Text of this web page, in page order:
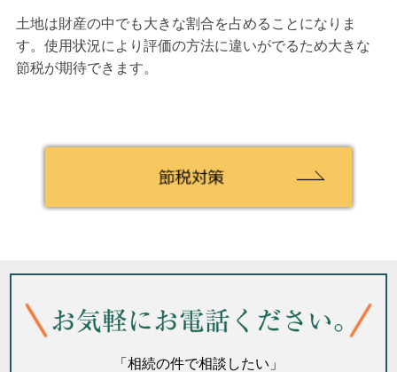
土地は財産の中でも大きな割合を占めることになりま
す。使用状況により評価の方法に違いがでるため大きな
節税が期待できます。
「相続の件で相談したい」